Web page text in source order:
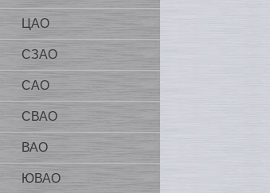
ЦАО
СЗАО
САО
СВАО
ВАО
ЮВАО